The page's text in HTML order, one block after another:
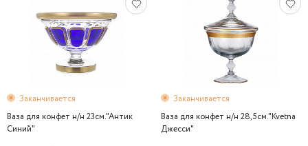
Заканчивается
Ваза для конфет н/н 23см."Антик
Синий"
Заканчивается
Ваза для конфет н/н 28,5см."Kvetna
Джесси"